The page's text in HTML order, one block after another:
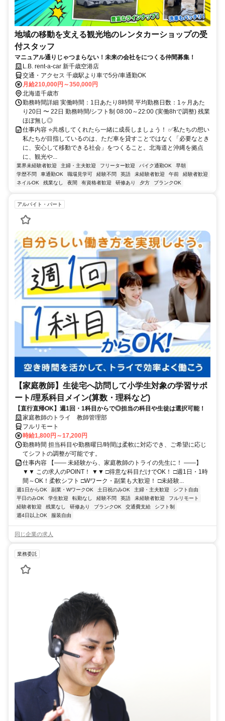
地域の移動を支える観光地のレンタカーショップの受
付スタッフ
マニュアル通りじゃつまらない！未来の会社をにつくる仲間募集！
L.B. rent-a-car 新千歳空港店
交通・アクセス 千歳駅より車で5分/車通勤OK
月給210,000円～350,000円
北海道千歳市
勤務時間詳細 実働時間：1日あたり8時間 平均勤務日数：1ヶ月あた
り20日 〜 22日 勤務時間/シフト制 08:00～22:00 (実働8hで調整) 残業
ほぼ無し◎
仕事内容 ⭐共感してくれたら一緒に成長しましょう！ ✅私たちの想い
私たちが目指しているのは、ただ車を貸すことではなく「必要なとき
に、安心して移動できる社会」をつくること。北海道と沖縄を拠点
に、観光や...
業界未経験者歓迎 主婦・主夫歓迎 フリーター歓迎 バイク通勤OK
早朝
学歴不問
車通勤OK 職場見学可 経験不問 英語 未経験者歓迎 午前
経験者歓迎
ネイルOK
残業なし 夜間 有資格者歓迎 研修あり 夕方 ブランクOK
アルバイト・パート
【家庭教師】生徒宅へ訪問して小学生対象の学習サポ
ート/理系科目メイン(算数・理科など)
【直行直帰OK】週1回・1科目からで◎担当の科目や生徒は選択可能！
家庭教師のトライ 教師管理部
フルリモート
時給1,800円～17,200円
勤務時間 担当科目や勤務曜日/時間は柔軟に対応でき、ご希望に応じ
てシフトの調整が可能です。
仕事内容 【―― 未経験から、家庭教師のトライの先生に！ ――】
▼▼ この求人のPOINT！ ▼▼ □得意な科目だけでOK！ □週1日・1時
間～OK！柔軟シフト □Wワーク・副業も大歓迎！ □未経験...
週1日からOK 副業・WワークOK 土日祝のみOK 主婦・主夫歓迎
シフト自由
平日のみOK
学生歓迎 転勤なし 経験不問 英語 未経験者歓迎
フルリモート
経験者歓迎
残業なし 研修あり ブランクOK 交通費支給
シフト制
週4日以上OK
服装自由
同じ企業の求人
業務委託